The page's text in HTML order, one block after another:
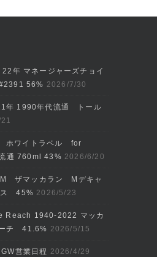
年 マネージャーズチョイ
56% 2026/7/30
年 1990年代流通 トール
ホワイトラベル for
通 760ml 43% 2026/6/20
ザマッカラン Mデキャ
ス 45% 2026/5/23
Reach 1940-2022 マッカ
チ 41.6% 2026/5/15
営業日程 2026/4/29